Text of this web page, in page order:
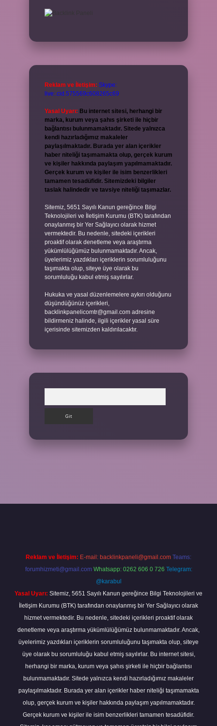
Reklam ve İletişim: Skype:
live:.cid.575569c608265c69
Yasal Uyarı: Bu internet sitesi, herhangi bir
marka, kurum veya şahıs şirketi ile hiçbir
bağlantısı bulunmamaktadır. Sitede yalnızca
kendi hazırladığımız makaleler
paylaşılmaktadır. Burada yer alan içerikler
haber niteliği taşımamakta olup, gerçek kurum
ve kişiler hakkında paylaşım yapılmamaktadır.
Gerçek kurum ve kişiler ile isim benzerlikleri
tamamen tesadüfidir. Sitemizdeki bilgiler
taslak halindedir ve tavsiye niteliği taşımazlar.
Sitemiz, 5651 Sayılı Kanun gereğince Bilgi
Teknolojileri ve İletişim Kurumu (BTK) tarafından
onaylanmış bir Yer Sağlayıcı olarak hizmet
vermektedir. Bu nedenle, sitedeki içerikleri
proaktif olarak denetleme veya araştırma
yükümlülüğümüz bulunmamaktadır. Ancak,
üyelerimiz yazdıkları içeriklerin sorumluluğunu
taşımakta olup, siteye üye olarak bu
sorumluluğu kabul etmiş sayılırlar.
Hukuka ve yasal düzenlemelere aykırı olduğunu
düşündüğünüz içerikleri,
backlinkpanelicomtr@gmail.com adresine
bildirmeniz halinde, ilgili içerikler yasal süre
içerisinde sitemizden kaldırılacaktır.
Reklam ve İletişim: E-mail: backlinkpaneli@gmail.com Teams:
forumhizmeti@gmail.com Whatsapp: 0262 606 0 726 Telegram:
@karabul
Yasal Uyarı: Sitemiz, 5651 Sayılı Kanun gereğince Bilgi Teknolojileri ve
İletişim Kurumu (BTK) tarafından onaylanmış bir Yer Sağlayıcı olarak
hizmet vermektedir. Bu nedenle, sitedeki içerikleri proaktif olarak
denetleme veya araştırma yükümlülüğümüz bulunmamaktadır. Ancak,
üyelerimiz yazdıkları içeriklerin sorumluluğunu taşımakta olup, siteye
üye olarak bu sorumluluğu kabul etmiş sayılırlar. Bu internet sitesi,
herhangi bir marka, kurum veya şahıs şirketi ile hiçbir bağlantısı
bulunmamaktadır. Sitede yalnızca kendi hazırladığımız makaleler
paylaşılmaktadır. Burada yer alan içerikler haber niteliği taşımamakta
olup, gerçek kurum ve kişiler hakkında paylaşım yapılmamaktadır.
Gerçek kurum ve kişiler ile isim benzerlikleri tamamen tesadüfidir.